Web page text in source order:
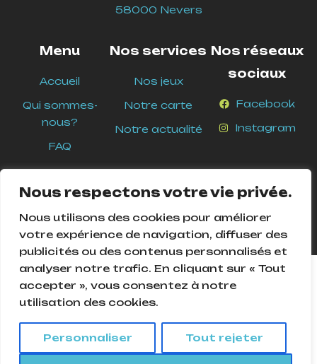
Nous respectons votre vie privée.
Nous utilisons des cookies pour améliorer
votre expérience de navigation, diffuser des
publicités ou des contenus personnalisés et
analyser notre trafic. En cliquant sur « Tout
accepter », vous consentez à notre
utilisation des cookies.
Personnaliser Tout rejeter
58000 Nevers
Menu
Accueil
Qui sommes-
nous?
FAQ
Nos services
Nos jeux
Notre carte
Notre actualité
Nos réseaux
sociaux
Facebook
Instagram
Création
Agence Mycom
Cookies Pour assurer le bon fonctionnement de ce site, nous
devons parfois enregistrer de petits fichiers de données sur
web font de même.